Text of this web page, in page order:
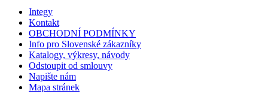
Integy
Kontakt
OBCHODNÍ PODMÍNKY
Info pro Slovenské zákazníky
Katalogy, výkresy, návody
Odstoupit od smlouvy
Napište nám
Mapa stránek